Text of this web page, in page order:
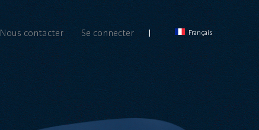
Nous contacter Se connecter Français